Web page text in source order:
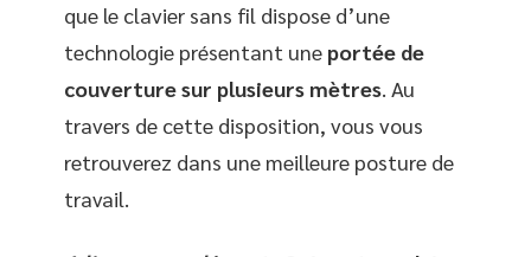
que le clavier sans fil dispose d’une
technologie présentant une portée de
couverture sur plusieurs mètres. Au
travers de cette disposition, vous vous
retrouverez dans une meilleure posture de
travail.